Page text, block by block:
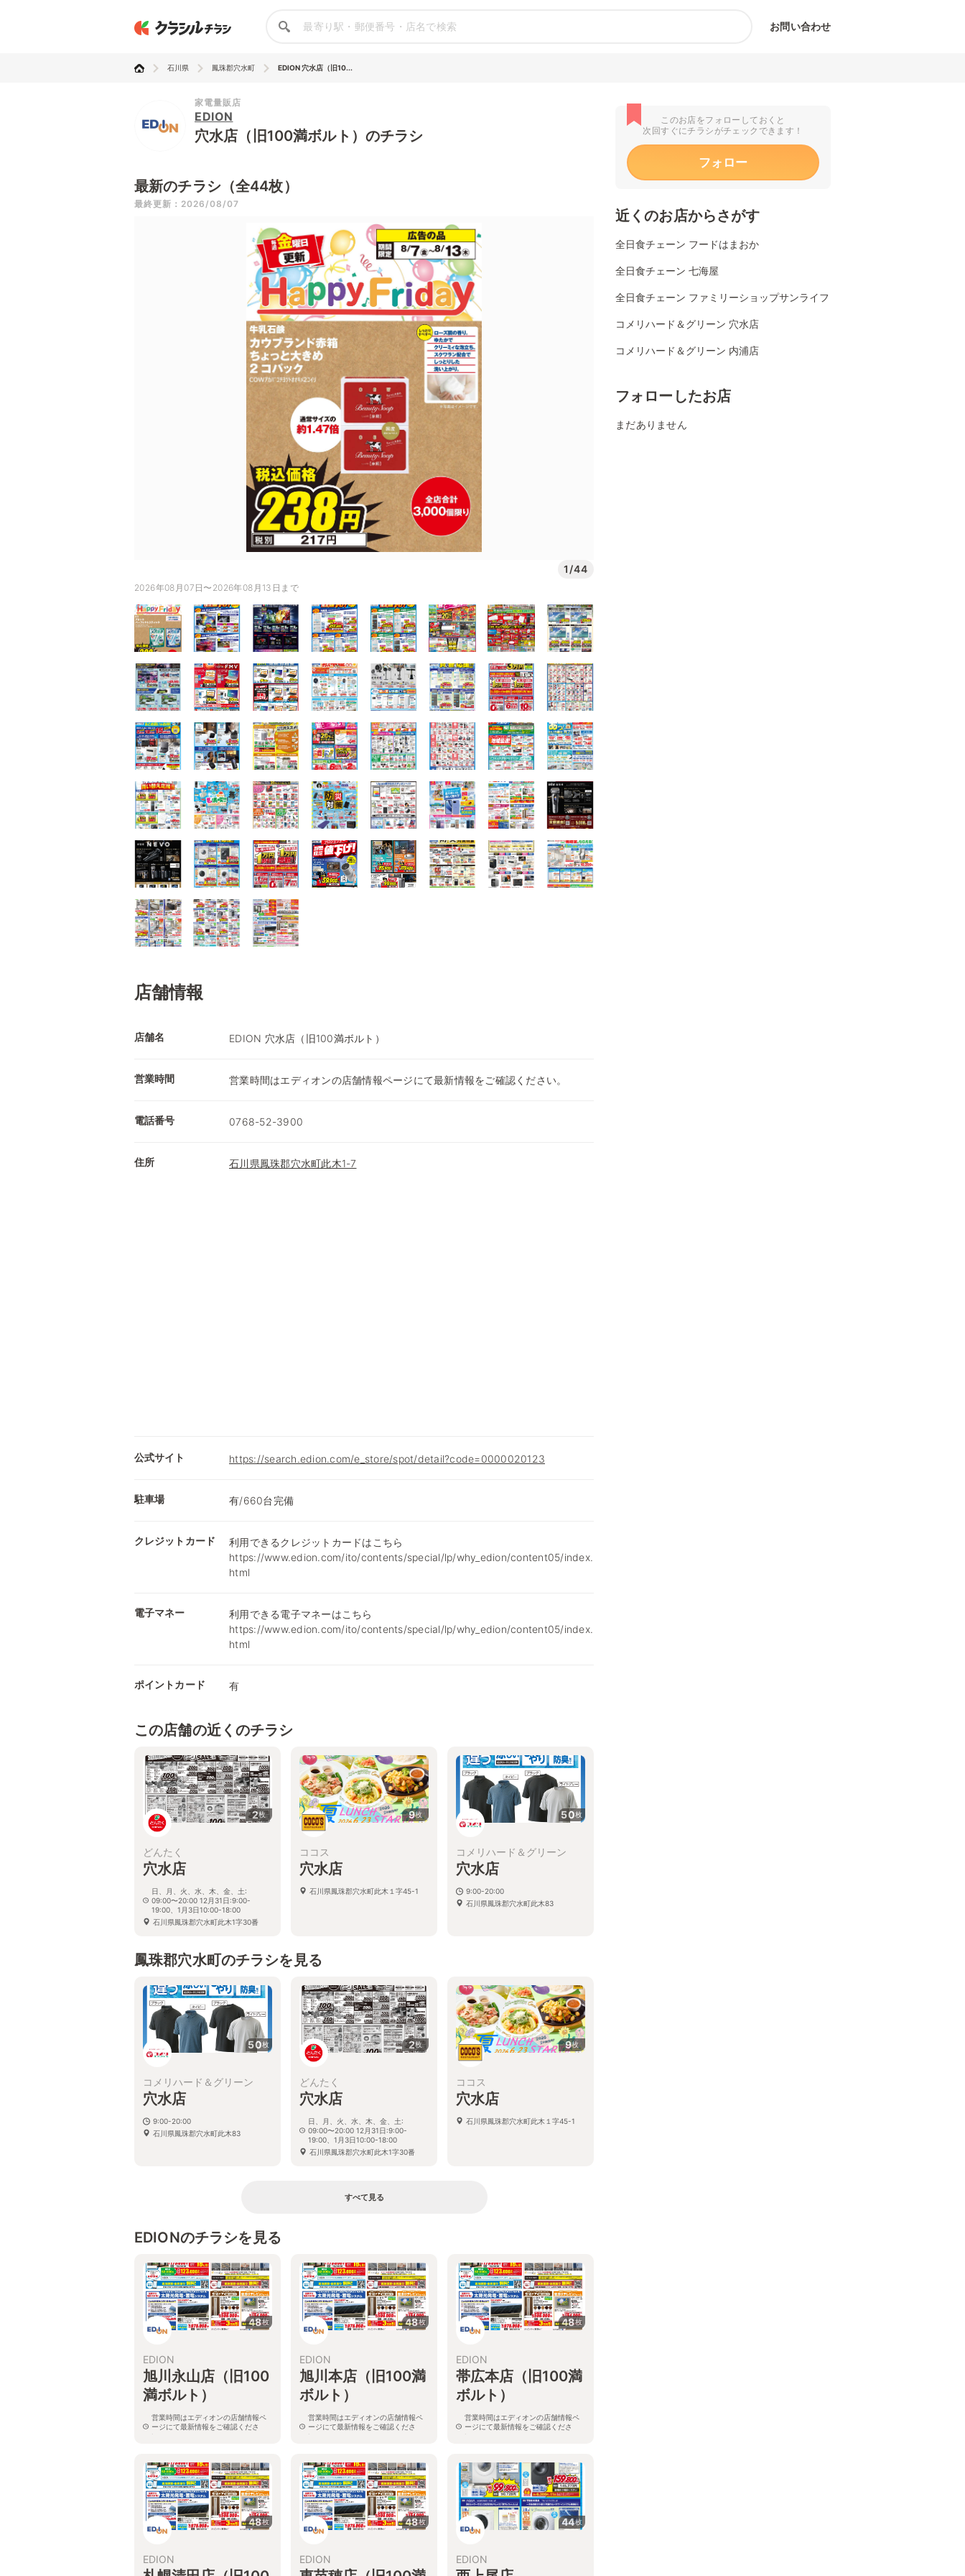
お問い合わせ
石川県 鳳珠郡穴水町 EDION 穴水店（旧10...
家電量販店
EDION
穴水店（旧100満ボルト）のチラシ
最新のチラシ（全44枚）
最終更新：2026/08/07
1/44
2026年08月07日〜2026年08月13日まで
店舗情報
店舗名 EDION 穴水店（旧100満ボルト）
営業時間 営業時間はエディオンの店舗情報ページにて最新情報をご確認ください。
電話番号 0768-52-3900
住所 石川県鳳珠郡穴水町此木1-7
公式サイト https://search.edion.com/e_store/spot/detail?code=0000020123
駐車場 有/660台完備
クレジットカード
利用できるクレジットカードはこちら
https://www.edion.com/ito/contents/special/lp/why_edion/content05/index.
html
電子マネー
利用できる電子マネーはこちら
https://www.edion.com/ito/contents/special/lp/why_edion/content05/index.
html
ポイントカード 有
この店舗の近くのチラシ
2枚
どんたく
穴水店
日、月、火、水、木、金、土:
09:00〜20:00 12月31日:9:00-
19:00、1月3日10:00-18:00
石川県鳳珠郡穴水町此木1字30番
9枚
ココス
穴水店
石川県鳳珠郡穴水町此木１字45-1
50枚
コメリハード＆グリーン
穴水店
9:00-20:00
石川県鳳珠郡穴水町此木83
鳳珠郡穴水町のチラシを見る
50枚
コメリハード＆グリーン
穴水店
9:00-20:00
石川県鳳珠郡穴水町此木83
2枚
どんたく
穴水店
日、月、火、水、木、金、土:
09:00〜20:00 12月31日:9:00-
19:00、1月3日10:00-18:00
石川県鳳珠郡穴水町此木1字30番
9枚
ココス
穴水店
石川県鳳珠郡穴水町此木１字45-1
すべて見る
EDIONのチラシを見る
48枚
EDION
旭川永山店（旧100
満ボルト）
営業時間はエディオンの店舗情報ペ
ージにて最新情報をご確認くださ
い。
48枚
EDION
旭川本店（旧100満
ボルト）
営業時間はエディオンの店舗情報ペ
ージにて最新情報をご確認くださ
い。
48枚
EDION
帯広本店（旧100満
ボルト）
営業時間はエディオンの店舗情報ペ
ージにて最新情報をご確認くださ
い。
48枚
EDION
48枚
EDION
44枚
EDION
このお店をフォローしておくと
次回すぐにチラシがチェックできます！
フォロー
近くのお店からさがす
全日食チェーン フードはまおか
全日食チェーン 七海屋
全日食チェーン ファミリーショップサンライフ
コメリハード＆グリーン 穴水店
コメリハード＆グリーン 内浦店
フォローしたお店
まだありません